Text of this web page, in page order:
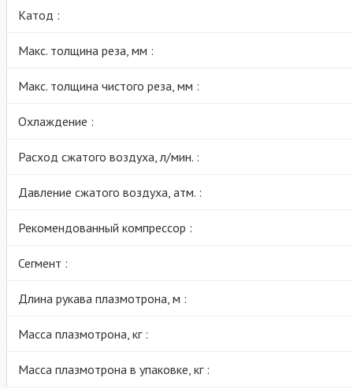
Катод :
Макс. толщина реза, мм :
Макс. толщина чистого реза, мм :
Охлаждение :
Расход сжатого воздуха, л/мин. :
Давление сжатого воздуха, атм. :
Рекомендованный компрессор :
Сегмент :
Длина рукава плазмотрона, м :
Масса плазмотрона, кг :
Масса плазмотрона в упаковке, кг :